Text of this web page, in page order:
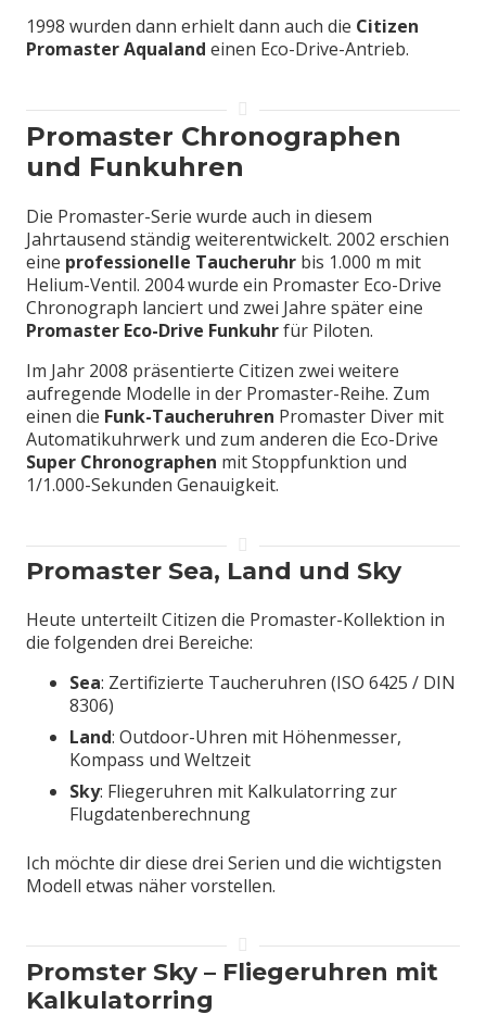
1998 wurden dann erhielt dann auch die Citizen
Promaster Aqualand einen Eco-Drive-Antrieb.
Promaster Chronographen
und Funkuhren
Die Promaster-Serie wurde auch in diesem
Jahrtausend ständig weiterentwickelt. 2002 erschien
eine professionelle Taucheruhr bis 1.000 m mit
Helium-Ventil. 2004 wurde ein Promaster Eco-Drive
Chronograph lanciert und zwei Jahre später eine
Promaster Eco-Drive Funkuhrfür Piloten.
Im Jahr 2008 präsentierte Citizen zwei weitere
aufregende Modelle in der Promaster-Reihe. Zum
einen die Funk-Taucheruhren Promaster Diver mit
Automatikuhrwerk und zum anderen die Eco-Drive
Super Chronographen mit Stoppfunktion und
1/1.000-Sekunden Genauigkeit.
Promaster Sea, Land und Sky
Heute unterteilt Citizen die Promaster-Kollektion in
die folgenden drei Bereiche:
Sea: Zertifizierte Taucheruhren (ISO 6425 / DIN
8306)
Land: Outdoor-Uhren mit Höhenmesser,
Kompass und Weltzeit
Sky: Fliegeruhren mit Kalkulatorring zur
Flugdatenberechnung
Ich möchte dir diese drei Serien und die wichtigsten
Modell etwas näher vorstellen.
Promster Sky – Fliegeruhren mit
Kalkulatorring